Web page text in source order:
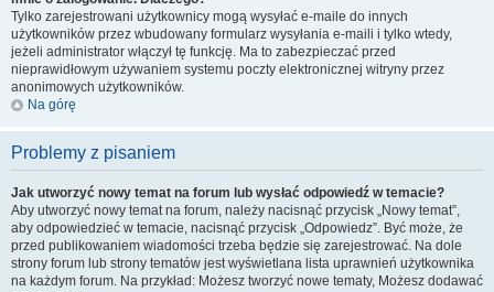
Tylko zarejestrowani użytkownicy mogą wysyłać e-maile do innych
użytkowników przez wbudowany formularz wysyłania e-maili i tylko wtedy,
jeżeli administrator włączył tę funkcję. Ma to zabezpieczać przed
nieprawidłowym używaniem systemu poczty elektronicznej witryny przez
anonimowych użytkowników.
Na górę
Problemy z pisaniem
Jak utworzyć nowy temat na forum lub wysłać odpowiedź w temacie?
Aby utworzyć nowy temat na forum, należy nacisnąć przycisk „Nowy temat”,
aby odpowiedzieć w temacie, nacisnąć przycisk „Odpowiedz”. Być może, że
przed publikowaniem wiadomości trzeba będzie się zarejestrować. Na dole
strony forum lub strony tematów jest wyświetlana lista uprawnień użytkownika
na każdym forum. Na przykład: Możesz tworzyć nowe tematy, Możesz dodawać